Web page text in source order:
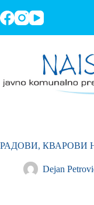
РАДОВИ, КВАРОВИ
Dejan